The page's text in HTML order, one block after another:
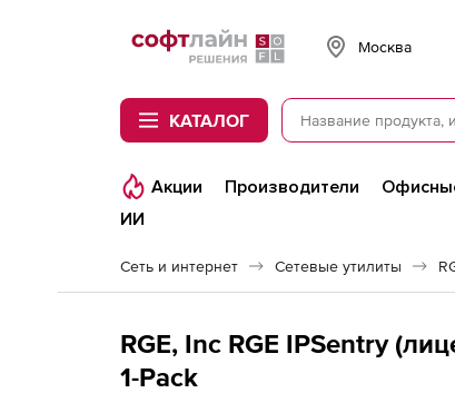
Softline
Москва
КАТАЛОГ
Акции Производители
ИИ
Сеть и интернет Сетевые утилиты
RGE, Inc RGE IPSentry
1-Pack